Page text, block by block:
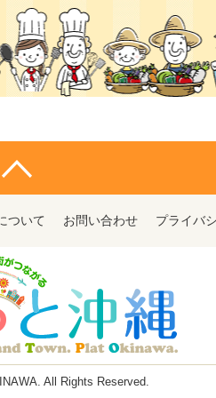
ついて お問い合わせ プライバ
All Rights Reserved.